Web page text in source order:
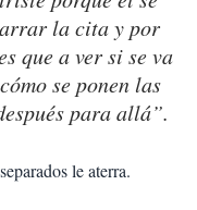
la cita y por
que a ver si se va
se ponen las
para allá”.
le aterra.